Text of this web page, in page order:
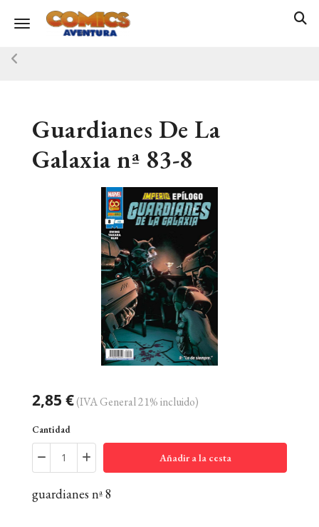
Toggle navigation
Guardianes De La
Galaxia nª 83-8
2,85 €(IVA General 21% incluido)
Cantidad
Añadir a la cesta
guardianes nª 8